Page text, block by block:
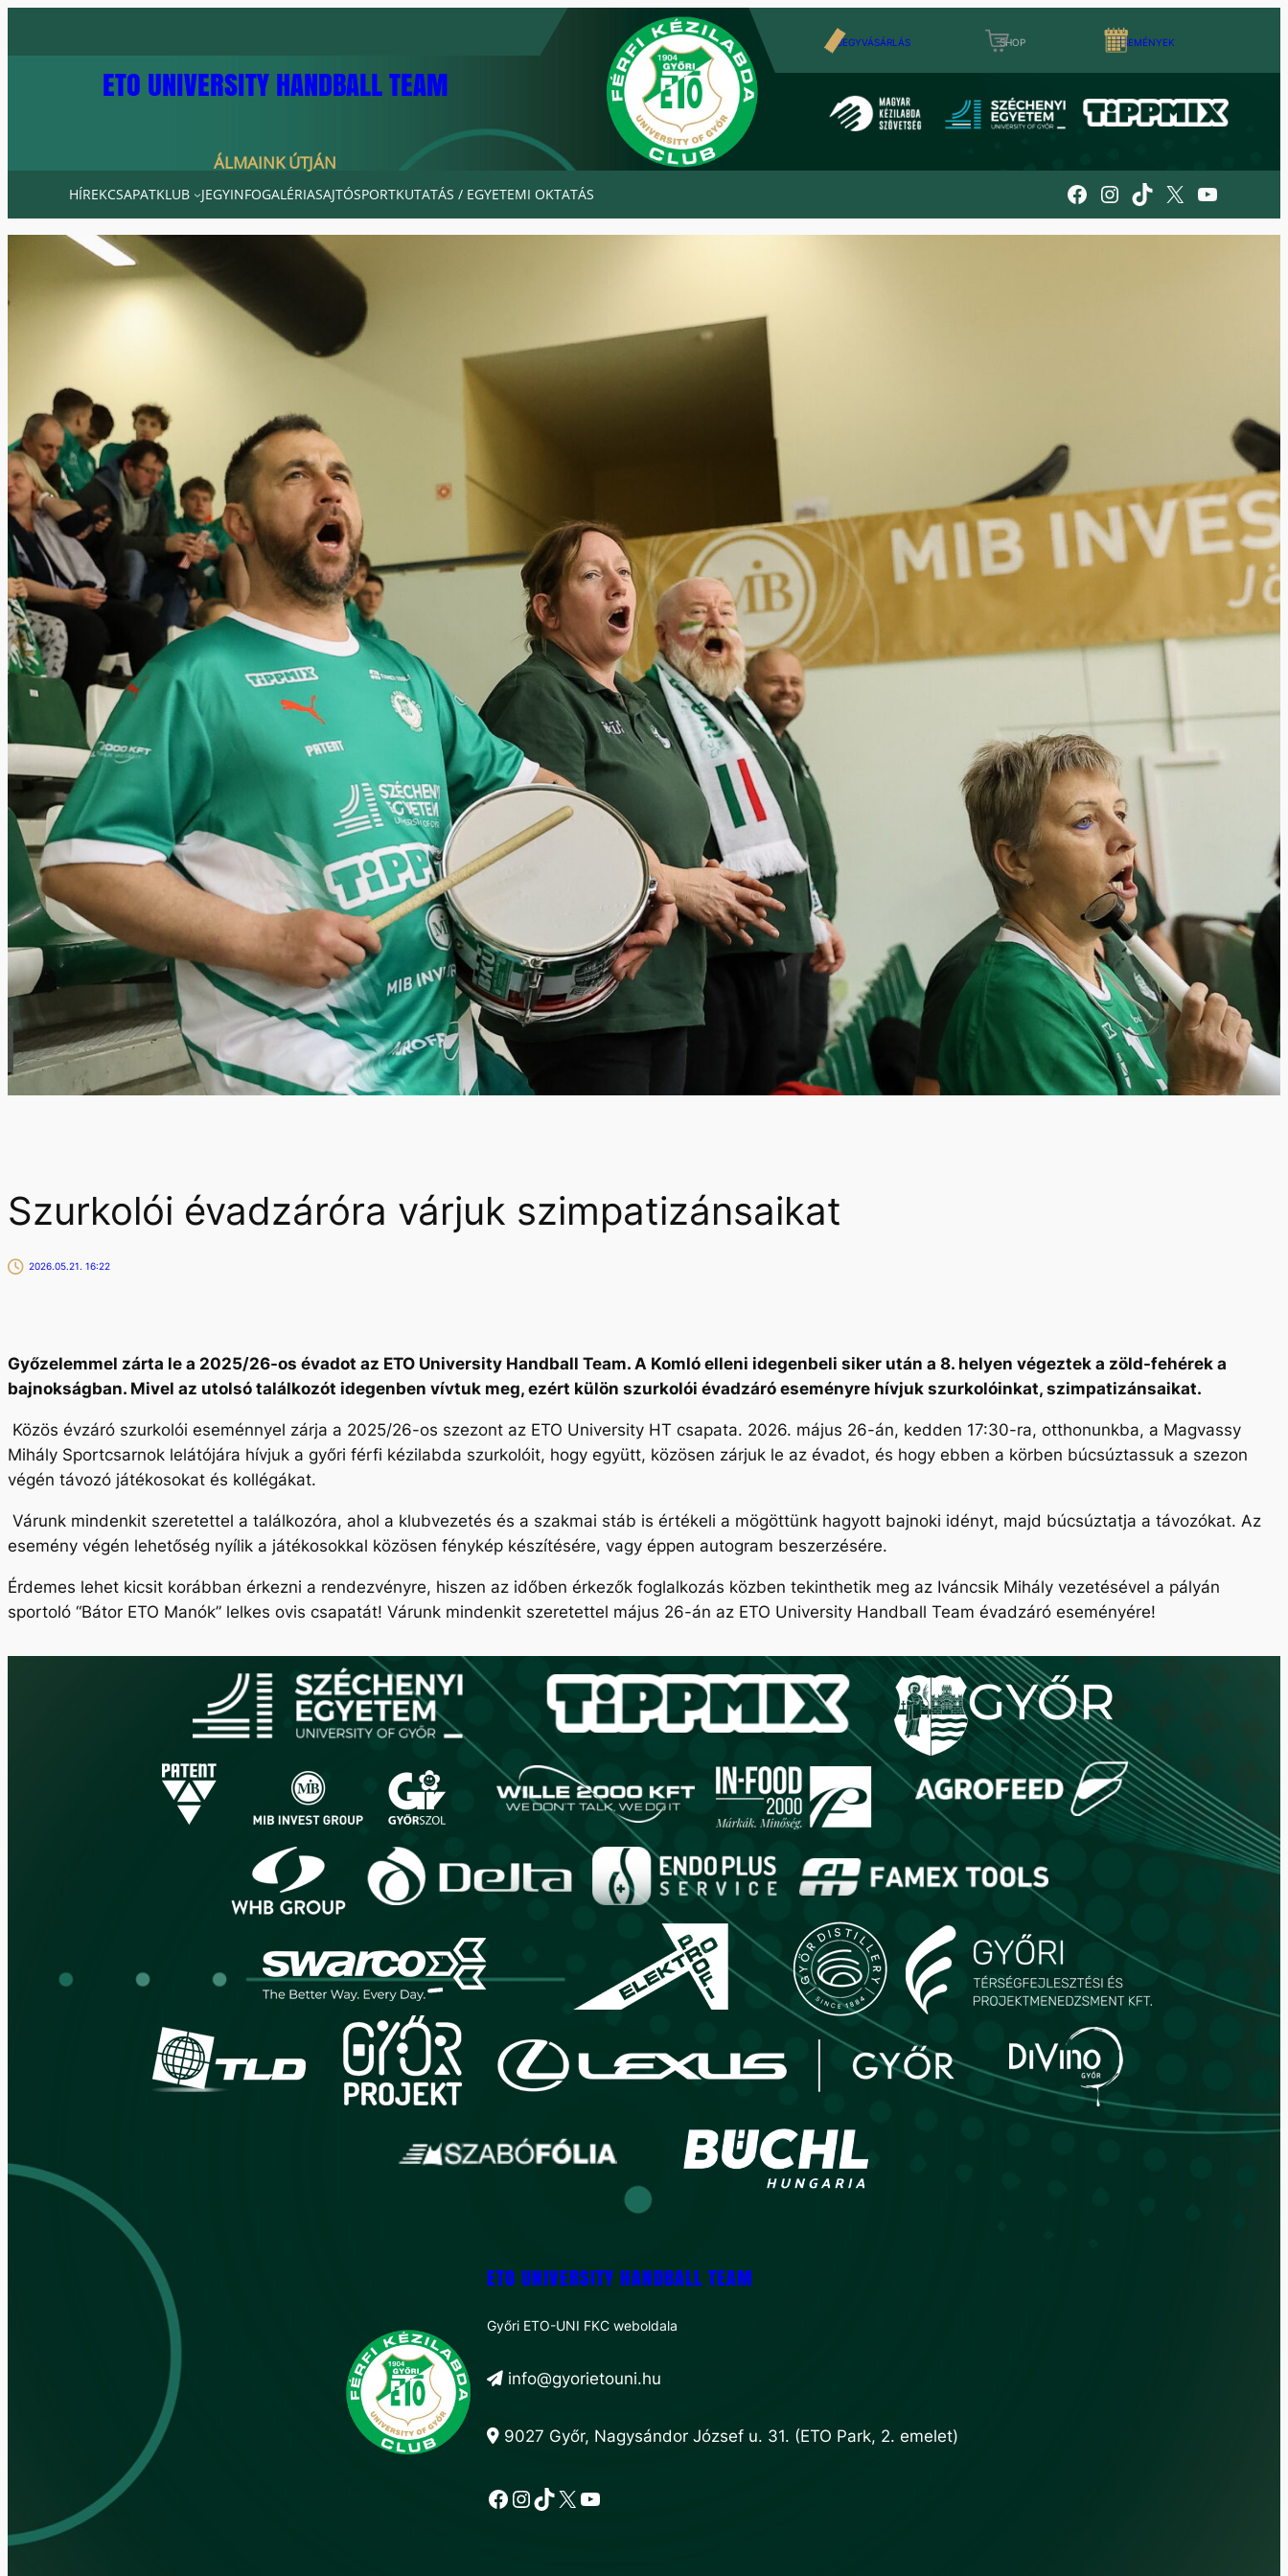
JEGYVÁSÁRLÁS SHOP ESEMÉNYEK
ETO UNIVERSITY HANDBALL TEAM
ÁLMAINK ÚTJÁN
HÍREKCSAPATKLUB JEGYINFOGALÉRIASAJTÓSPORTKUTATÁS / EGYETEMI OKTATÁS Facebook
Instagram
TikTok
X YouTube
Szurkolói évadzáróra várjuk szimpatizánsaikat
2026.05.21. 16:22
Győzelemmel zárta le a 2025/26-os évadot az ETO University Handball Team. A Komló elleni idegenbeli siker után a 8. helyen végeztek a zöld-fehérek a
bajnokságban. Mivel az utolsó találkozót idegenben vívtuk meg, ezért külön szurkolói évadzáró eseményre hívjuk szurkolóinkat, szimpatizánsaikat.
Közös évzáró szurkolói eseménnyel zárja a 2025/26-os szezont az ETO University HT csapata. 2026. május 26-án, kedden 17:30-ra, otthonunkba, a Magvassy
Mihály Sportcsarnok lelátójára hívjuk a győri férfi kézilabda szurkolóit, hogy együtt, közösen zárjuk le az évadot, és hogy ebben a körben búcsúztassuk a szezon
végén távozó játékosokat és kollégákat.
Várunk mindenkit szeretettel a találkozóra, ahol a klubvezetés és a szakmai stáb is értékeli a mögöttünk hagyott bajnoki idényt, majd búcsúztatja a távozókat. Az
esemény végén lehetőség nyílik a játékosokkal közösen fénykép készítésére, vagy éppen autogram beszerzésére.
Érdemes lehet kicsit korábban érkezni a rendezvényre, hiszen az időben érkezők foglalkozás közben tekinthetik meg az Iváncsik Mihály vezetésével a pályán
sportoló “Bátor ETO Manók” lelkes ovis csapatát! Várunk mindenkit szeretettel május 26-án az ETO University Handball Team évadzáró eseményére!
ETO UNIVERSITY HANDBALL TEAM
Győri ETO-UNI FKC weboldala
info@gyorietouni.hu
9027 Győr, Nagysándor József u. 31. (ETO Park, 2. emelet)
Facebook
Instagram
TikTok
X YouTube